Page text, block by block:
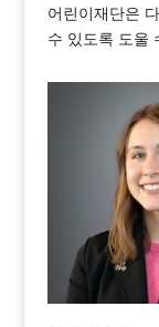
어린이재단은
수 있도록 도울